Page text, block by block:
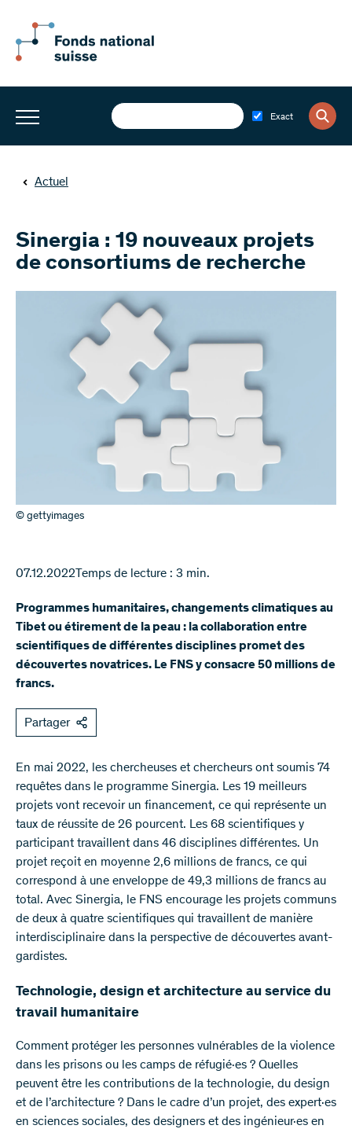
Exact
Actuel
Sinergia : 19 nouveaux projets
de consortiums de recherche
© gettyimages
07.12.2022 Temps de lecture : 3 min.
Programmes humanitaires, changements climatiques au
Tibet ou étirement de la peau : la collaboration entre
scientifiques de différentes disciplines promet des
découvertes novatrices. Le FNS y consacre 50 millions de
francs.
Partager
En mai 2022, les chercheuses et chercheurs ont soumis 74
requêtes dans le programme Sinergia. Les 19 meilleurs
projets vont recevoir un financement, ce qui représente un
taux de réussite de 26 pourcent. Les 68 scientifiques y
participant travaillent dans 46 disciplines différentes. Un
projet reçoit en moyenne 2,6 millions de francs, ce qui
correspond à une enveloppe de 49,3 millions de francs au
total. Avec Sinergia, le FNS encourage les projets communs
de deux à quatre scientifiques qui travaillent de manière
interdisciplinaire dans la perspective de découvertes avant-
gardistes.
Technologie, design et architecture au service du
travail humanitaire
Comment protéger les personnes vulnérables de la violence
dans les prisons ou les camps de réfugié·es ? Quelles
peuvent être les contributions de la technologie, du design
et de l’architecture ? Dans le cadre d’un projet, des expert·es
en sciences sociales, des designers et des ingénieur·es en